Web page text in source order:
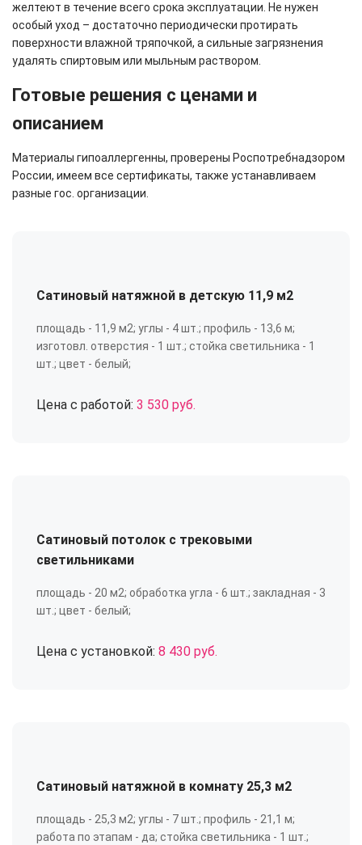
желтеют в течение всего срока эксплуатации. Не нужен
особый уход – достаточно периодически протирать
поверхности влажной тряпочкой, а сильные загрязнения
удалять спиртовым или мыльным раствором.
Готовые решения с ценами и
описанием
Материалы гипоаллергенны, проверены Роспотребнадзором
России, имеем все сертификаты, также устанавливаем
разные гос. организации.
Сатиновый натяжной в детскую 11,9 м2
площадь - 11,9 м2; углы - 4 шт.; профиль - 13,6 м;
изготовл. отверстия - 1 шт.; стойка светильника - 1
шт.; цвет - белый;
Цена с работой: 3 530 руб.
Сатиновый потолок с трековыми
светильниками
площадь - 20 м2; обработка угла - 6 шт.; закладная - 3
шт.; цвет - белый;
Цена с установкой: 8 430 руб.
Сатиновый натяжной в комнату 25,3 м2
площадь - 25,3 м2; углы - 7 шт.; профиль - 21,1 м;
работа по этапам - да; стойка светильника - 1 шт.;